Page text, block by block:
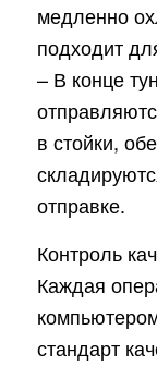
медленно
подходит
– В конце
в стойки,
отправке.
Контроль
Каждая
стандарт